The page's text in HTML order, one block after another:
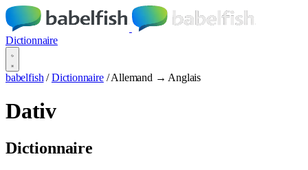
Dictionnaire
babelfish / Dictionnaire / Allemand → Anglais
Dativ
Dictionnaire